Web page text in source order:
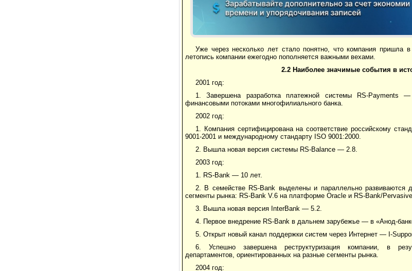
Уже через несколько лет стало понятно, что компания пришла
летопись компании ежегодно пополняется важными вехами.
2.2 Наиболее значимые события в
2001 год:
1. Завершена разработка платежной системы RS-Payments
финансовыми потоками многофилиального банка.
2002 год:
1. Компания сертифицирована на соответствие российскому
9001-2001 и международному стандарту ISO 9001:2000.
2. Вышла новая версия системы RS-Balance — 2.8.
2003 год:
1. RS-Bank — 10 лет.
2. В семействе RS-Bank выделены и параллельно развиваются
сегменты рынка: RS-Bank V.6 на платформе Oracle и RS-Bank/
3. Вышла новая версия InterBank — 5.2.
4. Первое внедрение RS-Bank в дальнем зарубежье — в «Анод-
5. Открыт новый канал поддержки систем через Интернет — I-
6. Успешно завершена реструктуризация компании, в
департаментов, ориентированных на разные сегменты рынка.
2004 год: